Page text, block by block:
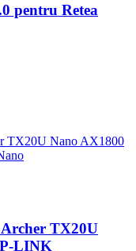
pentru Retea
TX20U
LINK